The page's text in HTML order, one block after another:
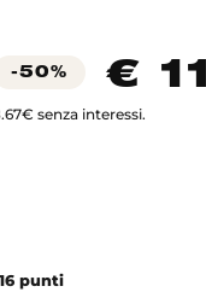
-50% €
senza interessi.
punti